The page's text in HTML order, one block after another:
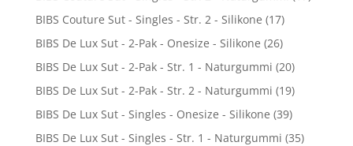
BIBS Couture Sut - Singles - Str. 2 - Silikone (17)
BIBS De Lux Sut - 2-Pak - Onesize - Silikone (26)
BIBS De Lux Sut - 2-Pak - Str. 1 - Naturgummi (20)
BIBS De Lux Sut - 2-Pak - Str. 2 - Naturgummi (19)
BIBS De Lux Sut - Singles - Onesize - Silikone (39)
BIBS De Lux Sut - Singles - Str. 1 - Naturgummi (35)